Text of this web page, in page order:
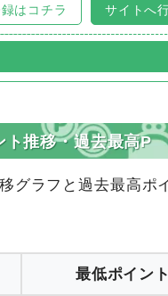
はコチラ サイトへ
推移・過去最高P
グラフと過去最高ポ